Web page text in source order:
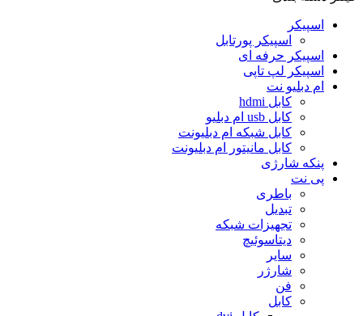
اسپیکر
اسپیکر پورتابل
اسپیکر حرفه ای
اسپیکر لپ تاپی
ام دبلیو نت
کابل hdmi
کابل usb ام دبلیو
کابل شبکه ام دبلیونت
کابل مانیتور ام دبلیونت
پنکه شارژی
پی نت
باطری
تبدیل
تجهیزات شبکه
دیتاسوئیچ
سایر
شارژر
فن
کابل